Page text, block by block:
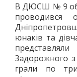
В ДЮСШ № 9
проводився
юнаків та
Задорожного
грали по